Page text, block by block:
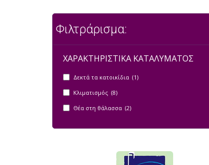
Φιλτράρισμα:
ΧΑΡΑΚΤΗΡΙΣΤΙΚΑ ΚΑΤΑΛΥΜΑΤΟΣ
Δεκτά τα κατοικίδια (1)
Κλιματισμός (8)
Θέα στη θάλασσα (2)